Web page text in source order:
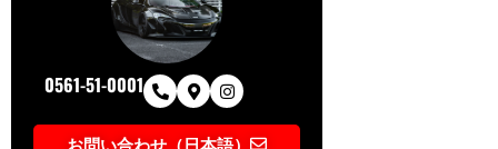
0561-51-0001
お問い合わせ（日本語）